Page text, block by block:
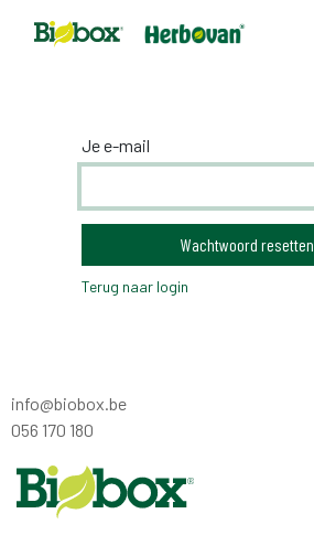
Je e-mail
Wachtwoord resetten
Terug naar login
info@biobox.be
056 170 180